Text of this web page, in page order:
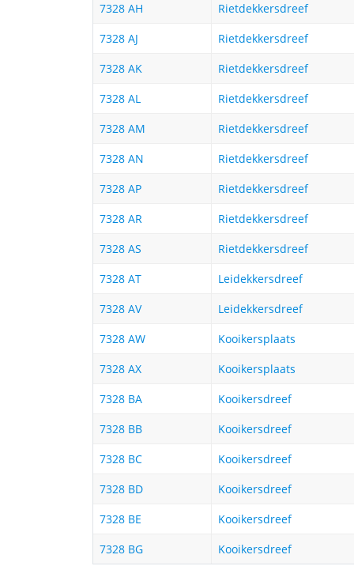
7328 AH
Rietdekkersdreef
7328 AJ
Rietdekkersdreef
7328 AK
Rietdekkersdreef
7328 AL
Rietdekkersdreef
7328 AM
Rietdekkersdreef
7328 AN
Rietdekkersdreef
7328 AP
Rietdekkersdreef
7328 AR
Rietdekkersdreef
7328 AS
Rietdekkersdreef
7328 AT
Leidekkersdreef
7328 AV
Leidekkersdreef
7328 AW
Kooikersplaats
7328 AX
Kooikersplaats
7328 BA
Kooikersdreef
7328 BB
Kooikersdreef
7328 BC
Kooikersdreef
7328 BD
Kooikersdreef
7328 BE
Kooikersdreef
7328 BG
Kooikersdreef